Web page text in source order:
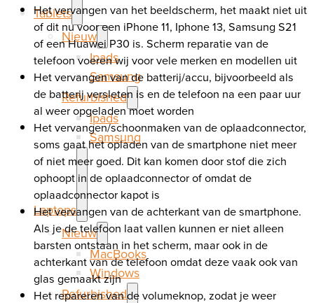
Tablets
Nieuw
Ipads
Samsung
Refurbished
Ipads
Samsung
Laptops
Nieuw
MacBooks
Windows
Refurbished
Het vervangen van het beeldscherm, het maakt niet uit
of dit nu voor een iPhone 11, Iphone 13, Samsung S21
of een Huawei P30 is. Scherm reparatie van de
telefoon voeren wij voor vele merken en modellen uit
Het vervangen van de batterij/accu, bijvoorbeeld als
de batterij versleten is en de telefoon na een paar uur
al weer opgeladen moet worden
Het vervangen/schoonmaken van de oplaadconnector,
soms gaat het opladen van de smartphone niet meer
of niet meer goed. Dit kan komen door stof die zich
ophoopt in de oplaadconnector of omdat de
oplaadconnector kapot is
Het vervangen van de achterkant van de smartphone.
Als je de telefoon laat vallen kunnen er niet alleen
barsten ontstaan in het scherm, maar ook in de
achterkant van de telefoon omdat deze vaak ook van
glas gemaakt zijn
Het repareren van de volumeknop, zodat je weer